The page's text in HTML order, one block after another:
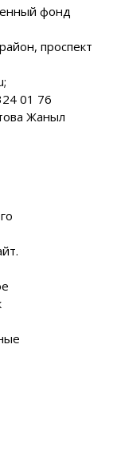
фонд
проспект
01 76
Жаныл